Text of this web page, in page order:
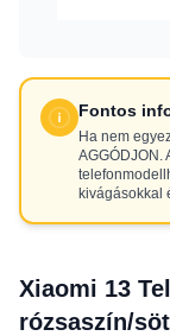
Fontos
Ha nem
AGGÓDJON.
kivágásokkal
Xiaomi 13
rózsaszín/